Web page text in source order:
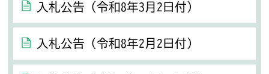
入札公告（令和8年3月2日付）
入札公告（令和8年2月2日付）